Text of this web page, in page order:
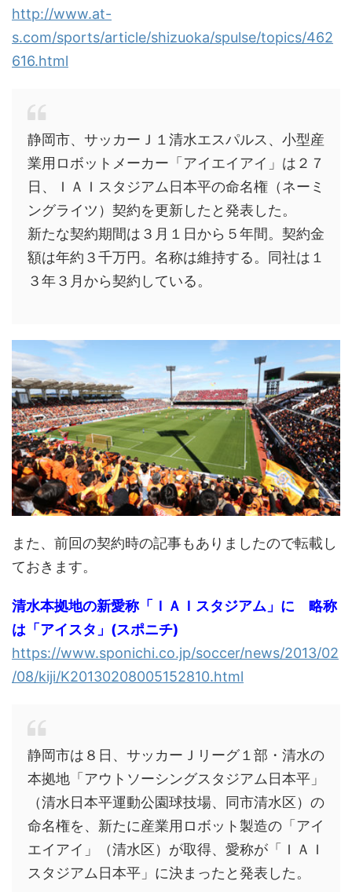
http://www.at-
s.com/sports/article/shizuoka/spulse/topics/462
616.html
静岡市、サッカーＪ１清水エスパルス、小型産
業用ロボットメーカー「アイエイアイ」は２７
日、ＩＡＩスタジアム日本平の命名権（ネーミ
ングライツ）契約を更新したと発表した。
新たな契約期間は３月１日から５年間。契約金
額は年約３千万円。名称は維持する。同社は１
３年３月から契約している。
また、前回の契約時の記事もありましたので転載し
ておきます。
清水本拠地の新愛称「ＩＡＩスタジアム」に 略称
は「アイスタ」(スポニチ)
https://www.sponichi.co.jp/soccer/news/2013/02
/08/kiji/K20130208005152810.html
静岡市は８日、サッカーＪリーグ１部・清水の
本拠地「アウトソーシングスタジアム日本平」
（清水日本平運動公園球技場、同市清水区）の
命名権を、新たに産業用ロボット製造の「アイ
エイアイ」（清水区）が取得、愛称が「ＩＡＩ
スタジアム日本平」に決まったと発表した。